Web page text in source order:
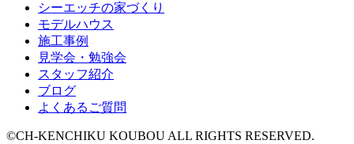
シーエッチの家づくり
モデルハウス
施工事例
見学会・勉強会
スタッフ紹介
ブログ
よくあるご質問
©CH-KENCHIKU KOUBOU ALL RIGHTS RESERVED.